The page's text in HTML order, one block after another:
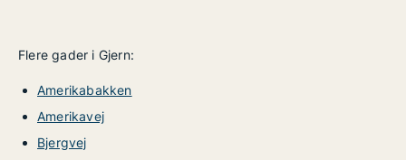
Flere gader i Gjern:
Amerikabakken
Amerikavej
Bjergvej